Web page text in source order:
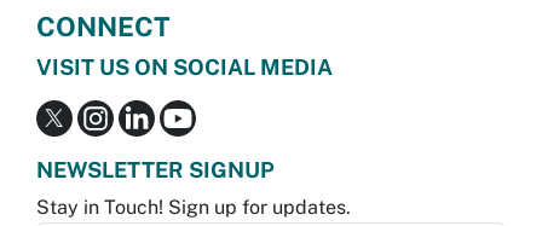
CONNECT
VISIT US ON SOCIAL MEDIA
NEWSLETTER SIGNUP
Stay in Touch! Sign up for updates.